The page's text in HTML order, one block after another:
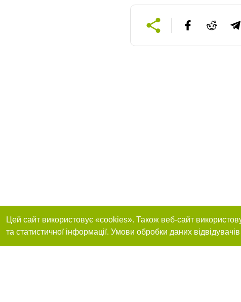
Цей сайт використовує «cookies». Також веб-сайт
та статистичної інформації. Умови обробки даних